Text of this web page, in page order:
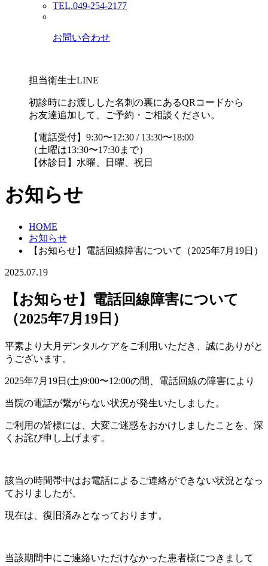
TEL.049-254-2177
お問い合わせ
担当衛生士LINE
初診時にお渡しした名刺の裏にあるQRコードから
お友達追加して、ご予約・ご相談ください。
【電話受付】9:30〜12:30 / 13:30〜18:00
（土曜は13:30〜17:30まで）
【休診日】水曜、日曜、祝日
お知らせ
HOME
お知らせ
【お知らせ】電話回線障害について（2025年7月19日）
2025.07.19
【お知らせ】電話回線障害について
（2025年7月19日）
平素より大月デンタルケアをご利用いただき、誠にありがと
うございます。
2025年7月19日(土)9:00〜12:00の間、電話回線の障害により
当院の電話が繋がらない状況が発生いたしました。
ご利用の皆様には、大変ご迷惑をおかけしましたことを、深
くお詫び申し上げます。
該当の時間帯中はお電話によるご連絡ができない状況となっ
ておりましたが、
現在は、復旧済みとなっております。
当該期間中にご連絡いただけなかった患者様につきまして